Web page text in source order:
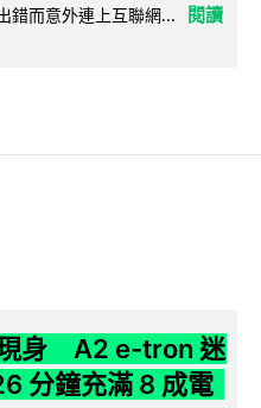
而意外連上互聯網...
閱讀
身 A2 e-tron 迷
分鐘充滿 8 成電